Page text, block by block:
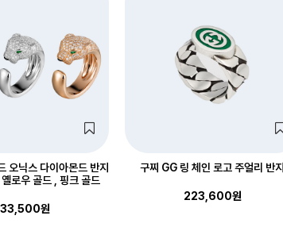
오닉스 다이아몬드 반지
로우 골드 , 핑크 골드
원
구찌 GG 링 체인 로고 주얼리 반지
223,600원